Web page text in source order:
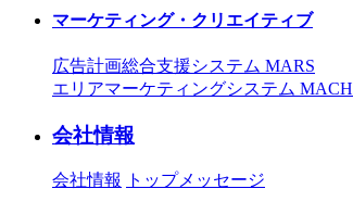
マーケティング・クリエイティブ
広告計画総合支援システム MARS
エリアマーケティングシステム MACH
会社情報
会社情報 トップメッセージ